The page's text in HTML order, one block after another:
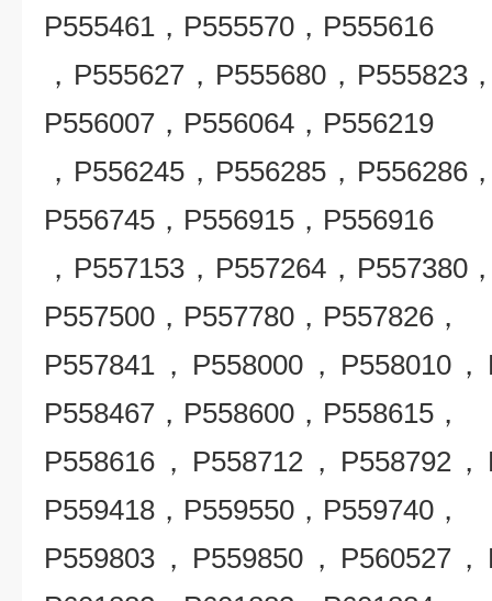
P555461，P555570，P555616
，P555627，P555680，P555823
P556007，P556064，P556219
，P556245，P556285，P556286
P556745，P556915，P556916
，P557153，P557264，P557380
P557500，P557780，P557826，
P557841，P558000，P558010
P558467，P558600，P558615，
P558616，P558712，P558792
P559418，P559550，P559740，
P559803，P559850，P560527